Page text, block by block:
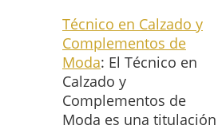
Técnico en Calzado y
Complementos de
Moda: El Técnico en
Calzado y
Complementos de
Moda es una titulación